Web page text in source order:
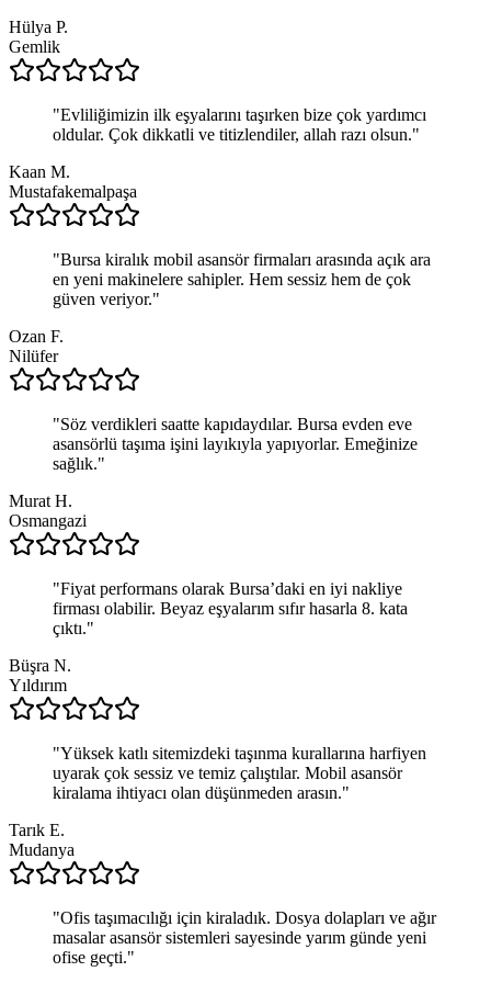
Hülya P.
Gemlik
"Evliliğimizin ilk eşyalarını taşırken bize çok yardımcı
oldular. Çok dikkatli ve titizlendiler, allah razı olsun."
Kaan M.
Mustafakemalpaşa
"Bursa kiralık mobil asansör firmaları arasında açık ara
en yeni makinelere sahipler. Hem sessiz hem de çok
güven veriyor."
Ozan F.
Nilüfer
"Söz verdikleri saatte kapıdaydılar. Bursa evden eve
asansörlü taşıma işini layıkıyla yapıyorlar. Emeğinize
sağlık."
Murat H.
Osmangazi
"Fiyat performans olarak Bursa’daki en iyi nakliye
firması olabilir. Beyaz eşyalarım sıfır hasarla 8. kata
çıktı."
Büşra N.
Yıldırım
"Yüksek katlı sitemizdeki taşınma kurallarına harfiyen
uyarak çok sessiz ve temiz çalıştılar. Mobil asansör
kiralama ihtiyacı olan düşünmeden arasın."
Tarık E.
Mudanya
"Ofis taşımacılığı için kiraladık. Dosya dolapları ve ağır
masalar asansör sistemleri sayesinde yarım günde yeni
ofise geçti."